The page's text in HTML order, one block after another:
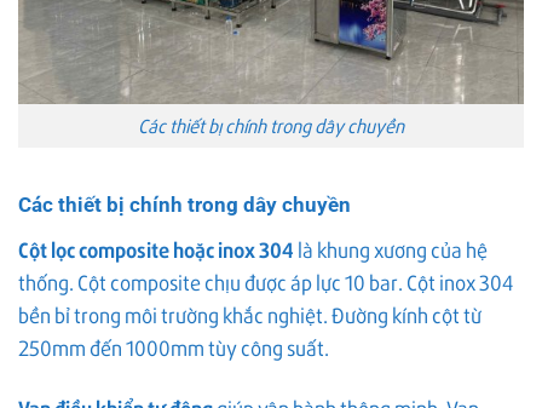
Các thiết bị chính trong dây chuyền
Các thiết bị chính trong dây chuyền
Cột lọc composite hoặc inox 304 là khung xương của hệ
thống. Cột composite chịu được áp lực 10 bar. Cột inox 304
bền bỉ trong môi trường khắc nghiệt. Đường kính cột từ
250mm đến 1000mm tùy công suất.